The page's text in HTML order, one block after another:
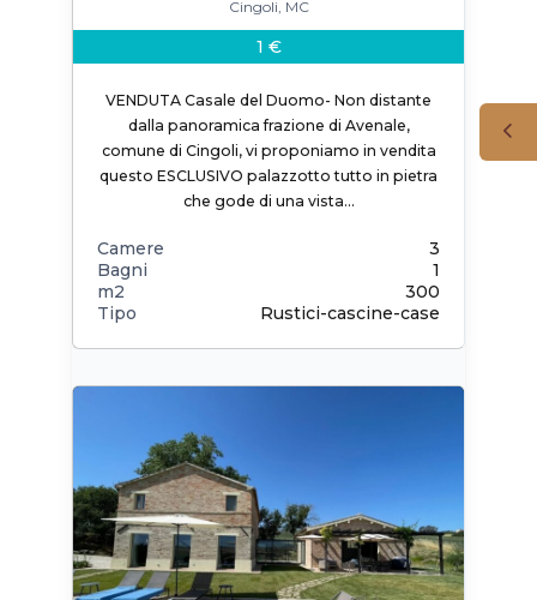
Cingoli, MC
1 €
VENDUTA Casale del Duomo- Non distante
dalla panoramica frazione di Avenale,
comune di Cingoli, vi proponiamo in vendita
questo ESCLUSIVO palazzotto tutto in pietra
che gode di una vista…
Camere
3
Bagni
1
m2
300
Tipo
Rustici-cascine-case